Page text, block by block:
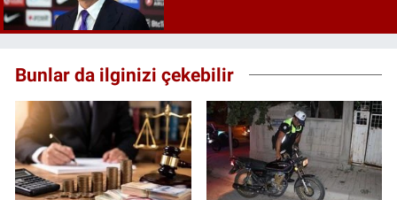
Bunlar da ilginizi çekebilir